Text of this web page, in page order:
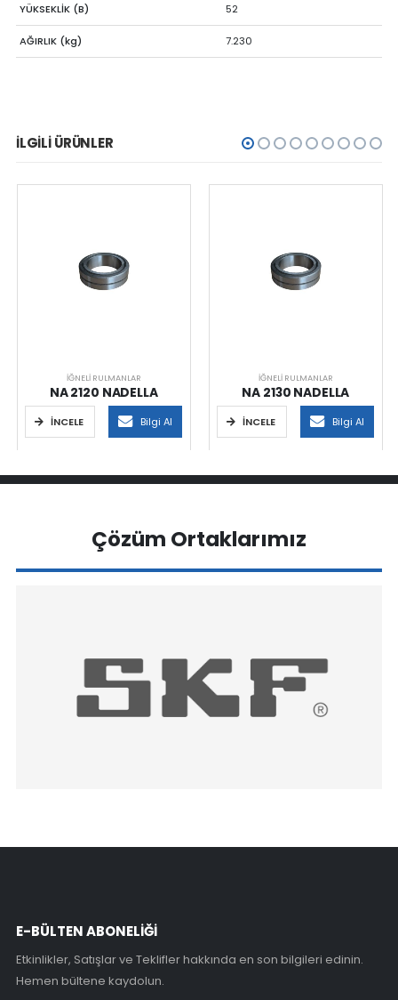
YÜKSEKLİK (B) 52
AĞIRLIK (kg) 7.230
İLGILI ÜRÜNLER
İĞNELI RULMANLAR
NA 2120 NADELLA
İNCELE Bilgi Al
İĞNELI RULMANLAR
NA 2130 NADELLA
İNCELE Bilgi Al
Çözüm Ortaklarımız
E-BÜLTEN ABONELİĞİ
Etkinlikler, Satışlar ve Teklifler hakkında en son bilgileri edinin.
Hemen bültene kaydolun.